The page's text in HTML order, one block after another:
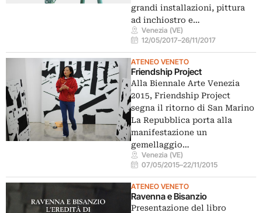
grandi installazioni, pittura
ad inchiostro e…
Venezia (VE)
12/05/2017–26/11/2017
ATENEO VENETO
Friendship Project
Alla Biennale Arte Venezia
2015, Friendship Project
segna il ritorno di San Marino
La Repubblica porta alla
manifestazione un
gemellaggio…
Venezia (VE)
07/05/2015–22/11/2015
ATENEO VENETO
Ravenna e Bisanzio
Presentazione del libro